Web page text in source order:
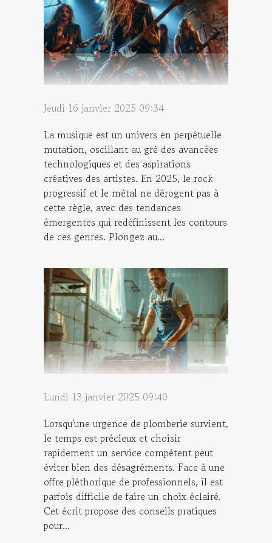
Jeudi 16 janvier 2025 09:34
La musique est un univers en perpétuelle
mutation, oscillant au gré des avancées
technologiques et des aspirations
créatives des artistes. En 2025, le rock
progressif et le métal ne dérogent pas à
cette règle, avec des tendances
émergentes qui redéfinissent les contours
de ces genres. Plongez au...
Lundi 13 janvier 2025 09:40
Lorsqu'une urgence de plomberie survient,
le temps est précieux et choisir
rapidement un service compétent peut
éviter bien des désagréments. Face à une
offre pléthorique de professionnels, il est
parfois difficile de faire un choix éclairé.
Cet écrit propose des conseils pratiques
pour...